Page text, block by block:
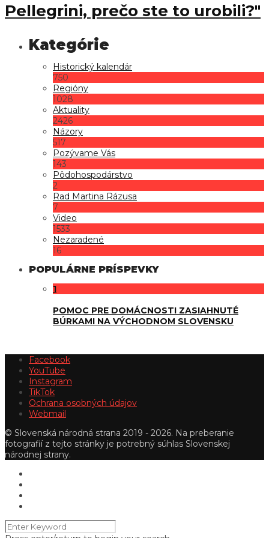
Pellegrini, prečo ste to urobili?"
Historický kalendár
750
Regióny
1028
Aktuality
2426
Názory
517
Pozývame Vás
143
Pôdohospodárstvo
2
Rad Martina Rázusa
7
Video
1533
Nezaradené
16
POPULÁRNE PRÍSPEVKY
1
POMOC PRE DOMÁCNOSTI ZASIAHNUTÉ
BÚRKAMI NA VÝCHODNOM SLOVENSKU
Facebook
YouTube
Instagram
TikTok
Ochrana osobných údajov
Webmail
© Slovenská národná strana 2019 - 2026. Na preberanie
fotografií z tejto stránky je potrebný súhlas Slovenskej
národnej strany.